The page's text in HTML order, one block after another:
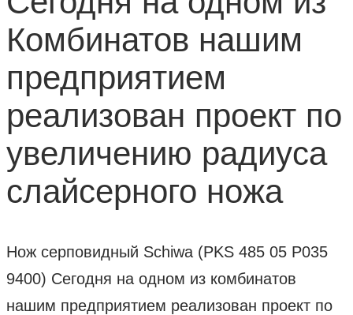
Комбинатов нашим
предприятием
реализован проект по
увеличению радиуса
слайсерного ножа
Нож серповидный Schiwa (PKS 485 05 P035
9400) Сегодня на одном из комбинатов
нашим предприятием реализован проект по